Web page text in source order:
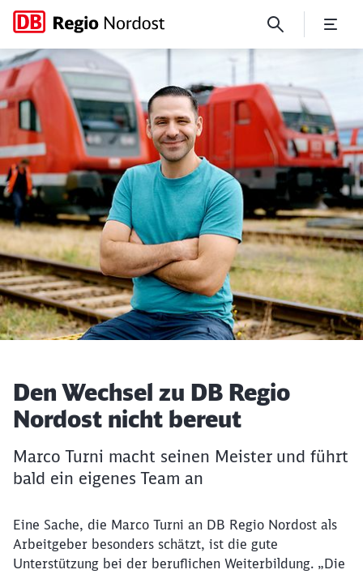
Den Wechsel zu DB Regio
Artikel:
Den Wechsel zu DB Regio
Nordost nicht bereut
Marco Turni macht seinen Meister und führt
bald ein eigenes Team an
Eine Sache, die Marco Turni an DB Regio Nordost als
Arbeitgeber besonders schätzt, ist die gute
Unterstützung bei der beruflichen Weiterbildung. „Die